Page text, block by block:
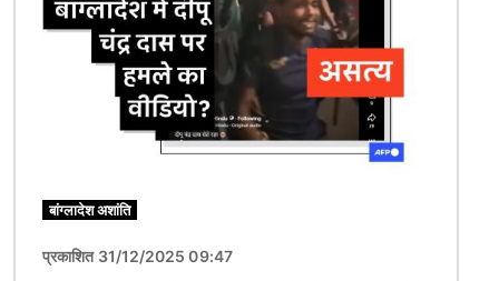
बांग्लादेश अशांति
प्रकाशित 31/12/2025 09:47